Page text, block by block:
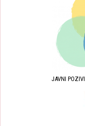
JAVNI POZIVI